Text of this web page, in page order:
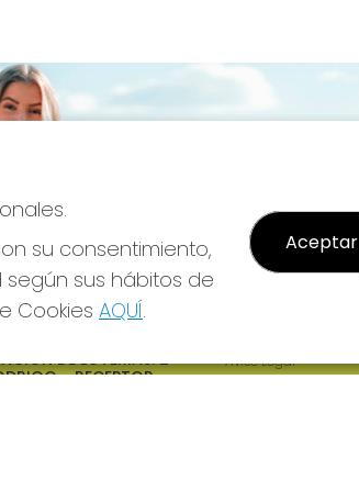
DE LOTERIAS: 2-
- RECEPTOR
Aviso Legal
su consentimiento,
sus hábitos de
Cookies AQUÍ.
Aceptar